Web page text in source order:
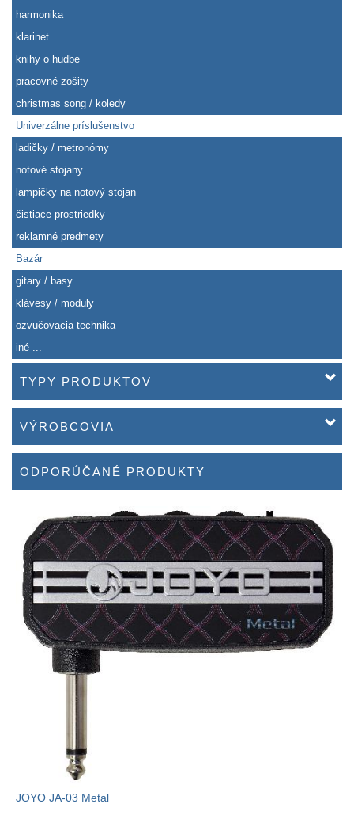
harmonika
klarinet
knihy o hudbe
pracovné zošity
christmas song / koledy
Univerzálne príslušenstvo
ladičky / metronómy
notové stojany
lampičky na notový stojan
čistiace prostriedky
reklamné predmety
Bazár
gitary / basy
klávesy / moduly
ozvučovacia technika
iné ...
TYPY PRODUKTOV
VÝROBCOVIA
ODPORÚČANÉ PRODUKTY
JOYO JA-03 Metal